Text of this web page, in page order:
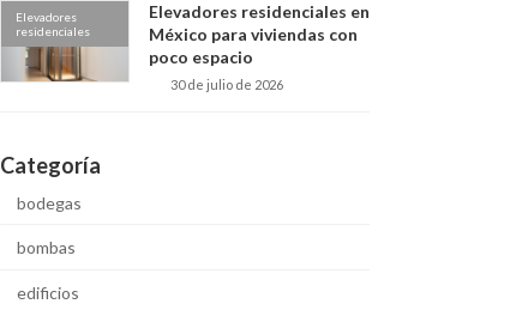
Elevadores
residenciales
Elevadores residenciales en
México para viviendas con
poco espacio
30 de julio de 2026
Categoría
bodegas
bombas
edificios